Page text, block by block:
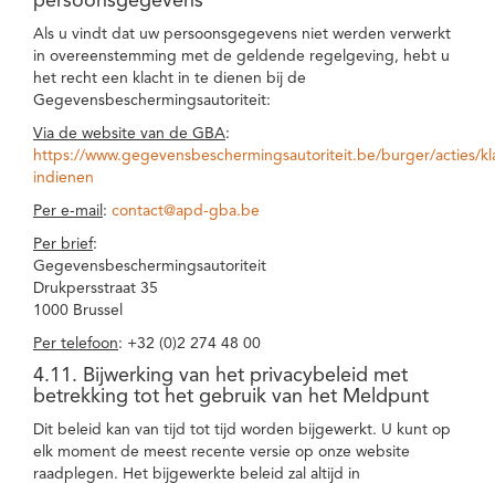
Als u vindt dat uw persoonsgegevens niet werden verwerkt
in overeenstemming met de geldende regelgeving, hebt u
het recht een klacht in te dienen bij de
Gegevensbeschermingsautoriteit:
Via de website van de GBA:
https://www.gegevensbeschermingsautoriteit.be/burger/acties/
indienen
Per e-mail : contact@apd-gba.be
Per brief:
Gegevensbeschermingsautoriteit
Drukpersstraat 35
1000 Brussel
Per telefoon: +32 (0)2 274 48 00
4.11. Bijwerking van het privacybeleid met
betrekking tot het gebruik van het Meldpunt
Dit beleid kan van tijd tot tijd worden bijgewerkt. U kunt op
elk moment de meest recente versie op onze website
raadplegen. Het bijgewerkte beleid zal altijd in